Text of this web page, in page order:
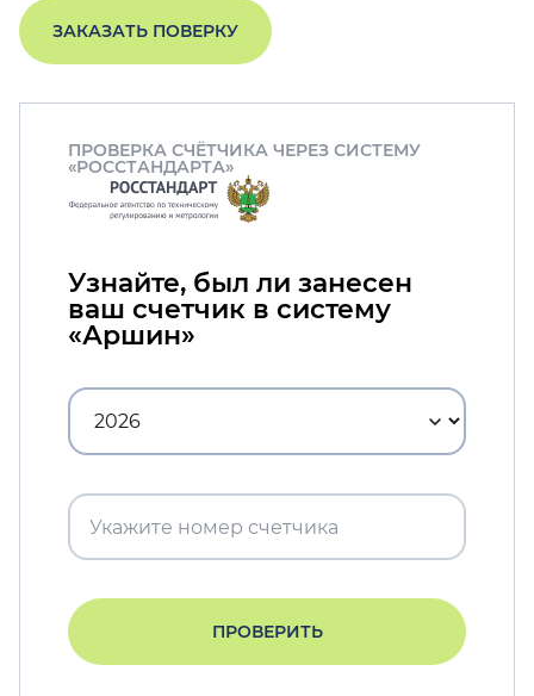
ЗАКАЗАТЬ ПОВЕРКУ
ПРОВЕРКА СЧЁТЧИКА ЧЕРЕЗ СИСТЕМУ
«РОССТАНДАРТА»
Узнайте, был ли занесен
ваш счетчик в систему
«Аршин»
ПРОВЕРИТЬ